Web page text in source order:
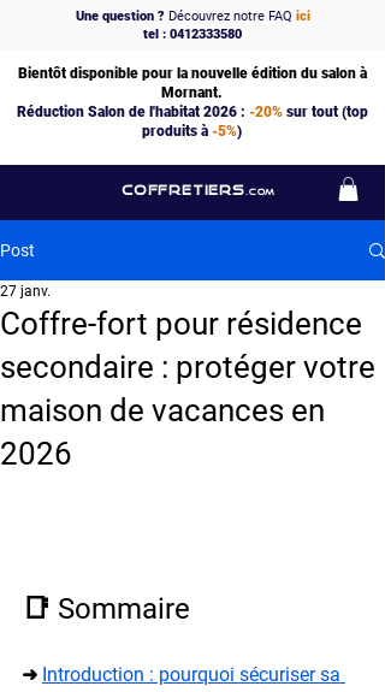
COFFRETIERS .COM
Une question ?Découvrez notre FAQ ici
tel : 0412333580
Bientôt disponible pour la nouvelle édition du salon à
Mornant.
Réduction Salon de l'habitat 2026 : -20%sur tout (top
produits à -5%)
Post
Coffre-fort pour résidence
secondaire : protéger votre
maison de vacances en
2026
27 janv.
📑 Sommaire
➜ Introduction : pourquoi sécuriser sa